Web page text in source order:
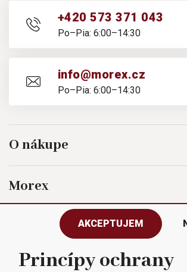
+420 573 371 043
Po–Pia: 6:00–14:30
info@morex.cz
Po–Pia: 6:00–14:30
O nákupe
Morex
Sledujte nás
AKCEPTUJEM
Princípy ochrany